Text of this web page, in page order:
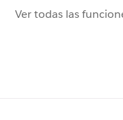
Ver todas las